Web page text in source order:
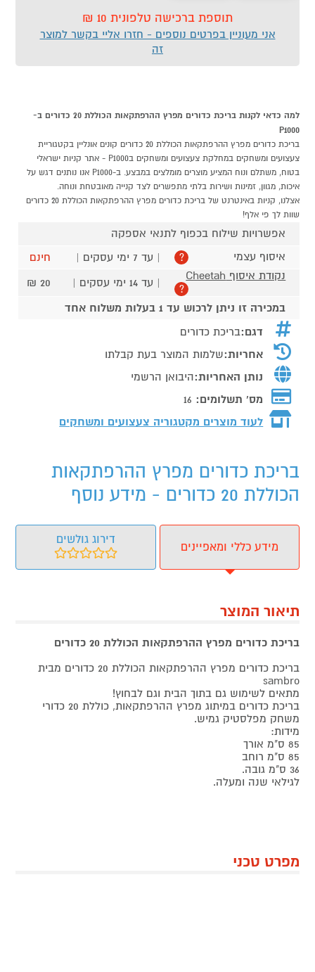
תוספת ברכישה טלפונית 10 ₪
אני מעוניין בפרטים נוספים - חזרו אליי בקשר למוצר
זה
למה כדאי לקנות בריכת כדורים מפרץ ההרפתקאות הכוללת 20 כדורים ב-
P1000
בריכת כדורים מפרץ ההרפתקאות הכוללת 20 כדורים קונים אונליין בקטגוריית
צעצועים ומשחקים במחלקת צעצועים ומשחקים בP1000 - אתר קניות ישראלי
בטוח, משתלם ונוח המציע מוצרים מומלצים במבצע. ב-P1000 אנו נותנים דגש על
איכות, מגוון, זמינות ושירות בלתי מתפשרים לצד קנייה מאובטחת ונוחה.
אצלנו, קניות באינטרנט של בריכת כדורים מפרץ ההרפתקאות הכוללת 20 כדורים
שוות לך פי אלף!
אפשרויות שילוח בכפוף לתנאי אספקה
איסוף עצמי
? | עד 7 ימי עסקים |
חינם
נקודת איסוף Cheetah
? | עד 14 ימי עסקים |
20 ₪
במכירה זו ניתן לרכוש עד 1 בעלות משלוח אחד
דגם:בריכת כדורים
אחריות:שלמות המוצר בעת קבלתו
נותן האחריות:היבואן הרשמי
מס' תשלומים: 16
לעוד מוצרים מקטגוריה צעצועים ומשחקים
בריכת כדורים מפרץ ההרפתקאות
הכוללת 20 כדורים - מידע נוסף
מידע כללי ומאפיינים
דירוג גולשים
תיאור המוצר
בריכת כדורים מפרץ ההרפתקאות הכוללת 20 כדורים
בריכת כדורים מפרץ ההרפתקאות הכוללת 20 כדורים מבית
sambro
מתאים לשימוש גם בתוך הבית וגם לבחוץ!
בריכת כדורים במיתוג מפרץ ההרפתקאות, כוללת 20 כדורי
משחק מפלסטיק גמיש.
מידות:
85 ס"מ אורך
85 ס"מ רוחב
36 ס"מ גובה.
לגילאי שנה ומעלה.
מפרט טכני